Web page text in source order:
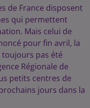
de France disposent
qui permettent
Mais celui de
pour fin avril, la
toujours pas été
Régionale de
petits centres de
jours dans la